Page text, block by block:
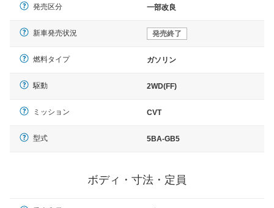
発売区分 一部改良
新車発売状況 発売終了
燃料タイプ ガソリン
駆動 2WD(FF)
ミッション CVT
型式 5BA-GB5
ボディ・寸法・定員